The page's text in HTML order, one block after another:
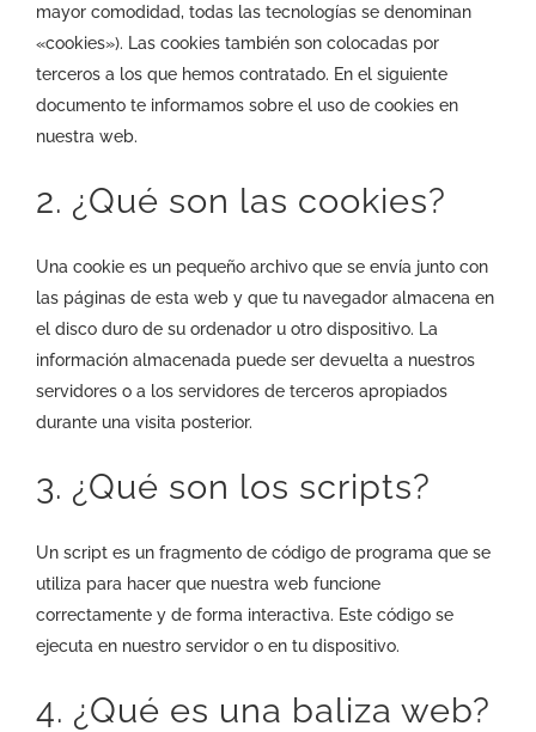
mayor comodidad, todas las tecnologías se denominan
«cookies»). Las cookies también son colocadas por
terceros a los que hemos contratado. En el siguiente
documento te informamos sobre el uso de cookies en
nuestra web.
2. ¿Qué son las cookies?
Una cookie es un pequeño archivo que se envía junto con
las páginas de esta web y que tu navegador almacena en
el disco duro de su ordenador u otro dispositivo. La
información almacenada puede ser devuelta a nuestros
servidores o a los servidores de terceros apropiados
durante una visita posterior.
3. ¿Qué son los scripts?
Un script es un fragmento de código de programa que se
utiliza para hacer que nuestra web funcione
correctamente y de forma interactiva. Este código se
ejecuta en nuestro servidor o en tu dispositivo.
4. ¿Qué es una baliza web?